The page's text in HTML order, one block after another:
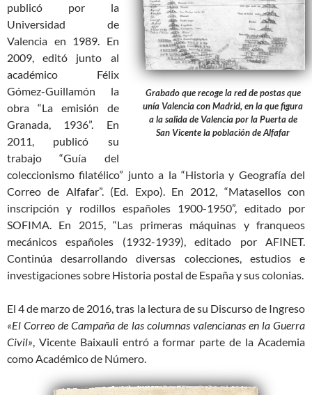
Grabado que recoge la red de postas que
unía Valencia con Madrid, en la que figura
a la salida de Valencia por la Puerta de
San Vicente la población de Alfafar
publicó por la
Universidad de
Valencia en 1989. En
2009, editó junto al
académico Félix
Gómez-Guillamón la
obra “La emisión de
Granada, 1936”. En
2011, publicó su
trabajo “Guía del
coleccionismo filatélico” junto a la “Historia y Geografía del
Correo de Alfafar”. (Ed. Expo). En 2012, “Matasellos con
inscripción y rodillos españoles 1900-1950”, editado por
SOFIMA. En 2015, “Las primeras máquinas y franqueos
mecánicos españoles (1932-1939), editado por AFINET.
Continúa desarrollando diversas colecciones, estudios e
investigaciones sobre Historia postal de España y sus colonias.
El 4 de marzo de 2016, tras la lectura de su Discurso de Ingreso
«El Correo de Campaña de las columnas valencianas en la Guerra
Civil», Vicente Baixauli entró a formar parte de la Academia
como Académico de Número.